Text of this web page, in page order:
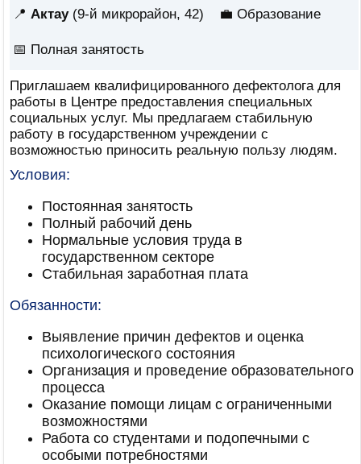
📍 Актау(9-й микрорайон, 42) 💼 Образование
📅 Полная занятость
Приглашаем квалифицированного дефектолога для
работы в Центре предоставления специальных
социальных услуг. Мы предлагаем стабильную
работу в государственном учреждении с
возможностью приносить реальную пользу людям.
Условия:
Постоянная занятость
Полный рабочий день
Нормальные условия труда в
государственном секторе
Стабильная заработная плата
Обязанности:
Выявление причин дефектов и оценка
психологического состояния
Организация и проведение образовательного
процесса
Оказание помощи лицам с ограниченными
возможностями
Работа со студентами и подопечными с
особыми потребностями